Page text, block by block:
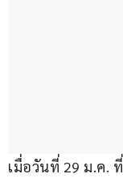
เมื่อวันที่ 29 ม.ค.